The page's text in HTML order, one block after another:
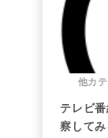
他カ
テレビ
察してみ